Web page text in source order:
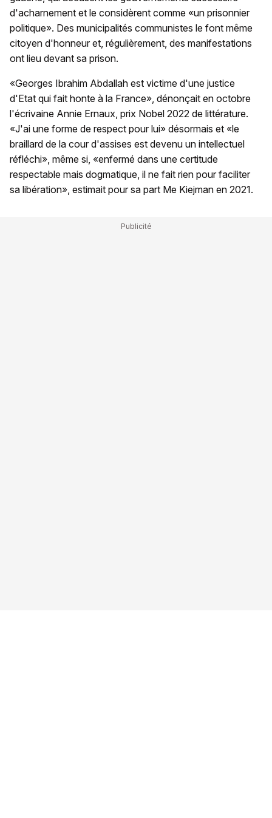
d'acharnement et le considèrent comme «un prisonnier
politique». Des municipalités communistes le font même
citoyen d'honneur et, régulièrement, des manifestations
ont lieu devant sa prison.
«Georges Ibrahim Abdallah est victime d'une justice
d'Etat qui fait honte à la France», dénonçait en octobre
l'écrivaine Annie Ernaux, prix Nobel 2022 de littérature.
«J'ai une forme de respect pour lui» désormais et «le
braillard de la cour d'assises est devenu un intellectuel
réfléchi», même si, «enfermé dans une certitude
respectable mais dogmatique, il ne fait rien pour faciliter
sa libération», estimait pour sa part Me Kiejman en 2021.